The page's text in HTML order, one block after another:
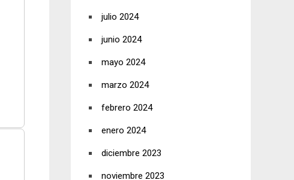
julio 2024
junio 2024
mayo 2024
marzo 2024
febrero 2024
enero 2024
diciembre 2023
noviembre 2023